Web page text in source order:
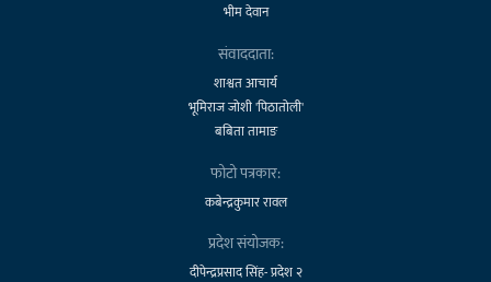
भीम देवान
संवाददाता:
शाश्वत आचार्य
भूमिराज जोशी 'पिठातोली'
बबिता तामाङ
फोटो पत्रकार:
कबेन्द्रकुमार रावल
प्रदेश संयोजक:
दीपेन्द्रप्रसाद सिंह- प्रदेश २